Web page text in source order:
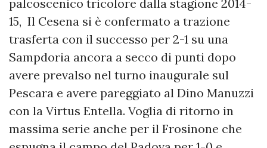
palcoscenico tricolore dalla stagione 2014-
15, Il Cesena si è confermato a trazione
trasferta con il successo per 2-1 su una
Sampdoria ancora a secco di punti dopo
avere prevalso nel turno inaugurale sul
Pescara e avere pareggiato al Dino Manuzzi
con la Virtus Entella. Voglia di ritorno in
massima serie anche per il Frosinone che